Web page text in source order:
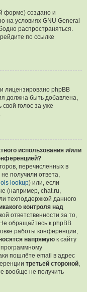
форме) создано и
на условиях GNU General
распространяться.
по ссылке
лицензировано phpBB
должна быть добавлена,
свой голос за уже
использования и/или
перечисленных в
получили ответа,
lookup) или, если
(например, chat.ru,
техподдержкой данного
контроля над
ответственности за то,
обращайтесь к phpBB
работы конференции,
напрямую к сайту
программному
пошлёте email в адрес
третьей стороной,
вообще не получить